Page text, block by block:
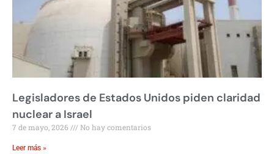
Legisladores de Estados Unidos piden claridad
nuclear a Israel
7 de mayo, 2026 No hay comentarios
Leer más »